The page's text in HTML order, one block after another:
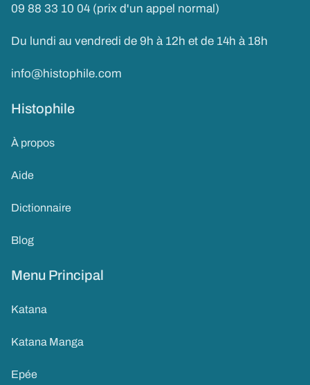
09 88 33 10 04 (prix d'un appel normal)
Du lundi au vendredi de 9h à 12h et de 14h à 18h
info@histophile.com
Histophile
À propos
Aide
Dictionnaire
Blog
Menu Principal
Katana
Katana Manga
Epée